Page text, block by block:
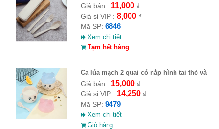
Giá bán : 11,000₫
Giá sỉ VIP : 8,000₫
Mã SP: 6846
Xem chi tiết
Tạm hết hàng
Ca lúa mạch 2 quai có nắp hình tai thỏ và
tròn có kèm muỗng 12x11.7cm
Giá bán : 15,000₫
Giá sỉ VIP : 14,250₫
Mã SP: 9479
Xem chi tiết
Giỏ hàng